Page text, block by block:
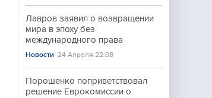
Лавров заявил о возвращении
мира в эпоху без
международного права
Новости 24 Апреля 22:08
Порошенко поприветствовал
решение Еврокомиссии о